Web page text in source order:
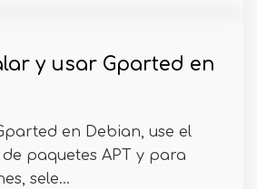
y usar Gparted en
en Debian, use el
paquetes APT y para
sele...